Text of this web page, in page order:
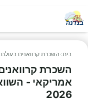
בית› השכרת קרוואנים בעולם
השכרת
אמריקאי -
2026